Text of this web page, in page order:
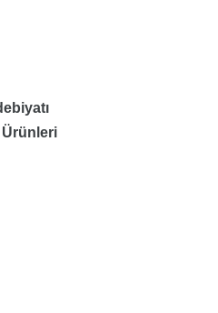
Ürünleri